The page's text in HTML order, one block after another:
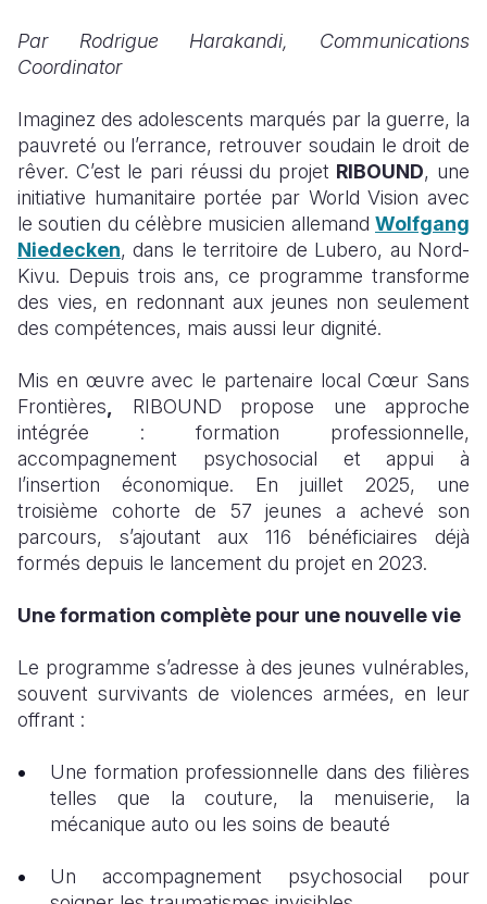
South
Sudan
Tanzania
Uganda
Zambia
Zimbabwe
South
Taiwan
Timor
Thailand
Vietnam
Vanuatu
Romania
Syria
Türkiye
Ukraine
United
Yemen
Par Rodrigue Harakandi, Communications
Coordinator
Imaginez des adolescents marqués par la guerre, la
pauvreté ou l’errance, retrouver soudain le droit de
rêver. C’est le pari réussi du projet RIBOUND, une
initiative humanitaire portée par World Vision avec
le soutien du célèbre musicien allemand Wolfgang
Niedecken, dans le territoire de Lubero, au Nord-
Kivu. Depuis trois ans, ce programme transforme
des vies, en redonnant aux jeunes non seulement
des compétences, mais aussi leur dignité.
Mis en œuvre avec le partenaire local Cœur Sans
Frontières
RIBOUND propose une approche
intégrée : formation professionnelle,
accompagnement psychosocial et appui à
l’insertion économique. En juillet 2025, une
troisième cohorte de 57 jeunes a achevé son
parcours, s’ajoutant aux 116 bénéficiaires déjà
formés depuis le lancement du projet en 2023.
Une formation complète pour une nouvelle vie
Le programme s’adresse à des jeunes vulnérables,
souvent survivants de violences armées, en leur
offrant :
Une formation professionnelle dans des filières
telles que la couture, la menuiserie, la
mécanique auto ou les soins de beauté
Un accompagnement psychosocial pour